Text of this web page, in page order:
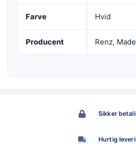
Farve Hvid
Producent Renz,
Sikker
Hurtig